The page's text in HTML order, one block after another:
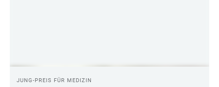
JUNG-PREIS FÜR MEDIZIN